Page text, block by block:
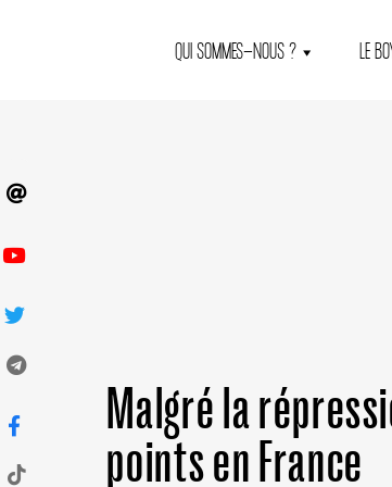
QUI SOMMES-NOUS ? LE
Malgré la
points en France